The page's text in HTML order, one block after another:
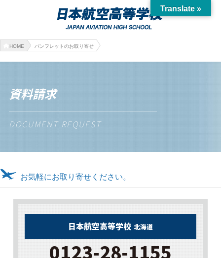
HOME パンフレットのお取り寄せ
資料請求
DOCUMENT REQUEST
お気軽にお取り寄せください。
日本航空高等学校 北海道
0123-28-1155
Translate »